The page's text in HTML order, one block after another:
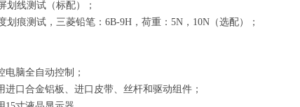
划线测试（标配）；
划痕测试，三菱铅笔：6B-9H，荷重：5N，10N（选配）；
说明：
电脑全自动控制；
进口合金铝板、进口皮带、丝杆和驱动组件；